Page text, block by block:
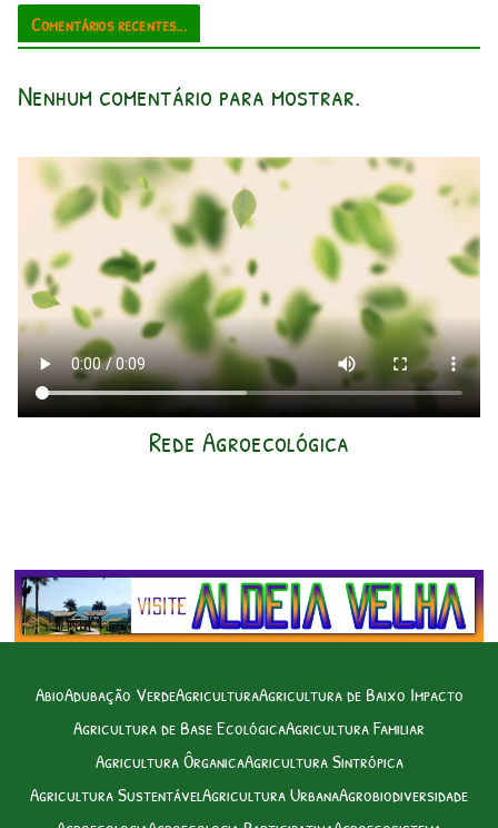
Comentários recentes...
Nenhum comentário para mostrar.
Rede Agroecológica
AbioAdubação VerdeAgriculturaAgricultura de Baixo Impacto
Agricultura de Base EcológicaAgricultura Familiar
Agricultura ÔrganicaAgricultura Sintrópica
Agricultura SustentávelAgricultura UrbanaAgrobiodiversidade